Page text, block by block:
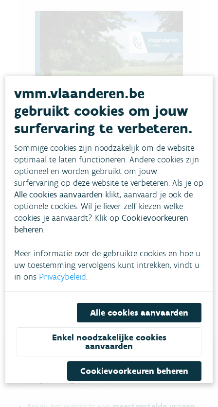
Download pdf
Heb je vragen?
vmm.vlaanderen.be
gebruikt cookies om jouw
surfervaring te verbeteren.
Sommige cookies zijn noodzakelijk om de website
optimaal te laten functioneren. Andere cookies zijn
optioneel en worden gebruikt om jouw
surfervaring op deze website te verbeteren. Als je op
Alle cookies aanvaarden klikt, aanvaard je ook de
optionele cookies. Wil je liever zelf kiezen welke
cookies je aanvaardt? Klik opCookievoorkeuren
beheren.
Meer informatie over de gebruikte cookies en hoe u
uw toestemming vervolgens kunt intrekken, vindt u
in ons Privacybeleid.
Alle cookies aanvaarden
Enkel noodzakelijke cookies
aanvaarden
Cookievoorkeuren beheren